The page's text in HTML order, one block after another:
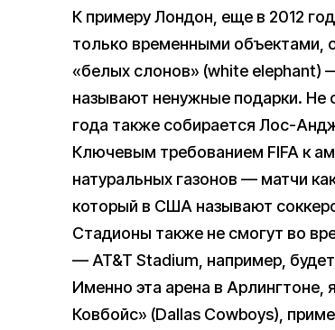
К примеру Лондон, еще в 2012
только временными объектами,
«белых слонов» (white elephant)
называют ненужные подарки. Не
года также собирается Лос-
Ключевым требованием FIFA к
натуральных газонов — матчи
который в США называют
Стадионы также не смогут во
— AT&T Stadium, например,
Именно эта арена в
Ковбойс» (Dallas Cowboys),